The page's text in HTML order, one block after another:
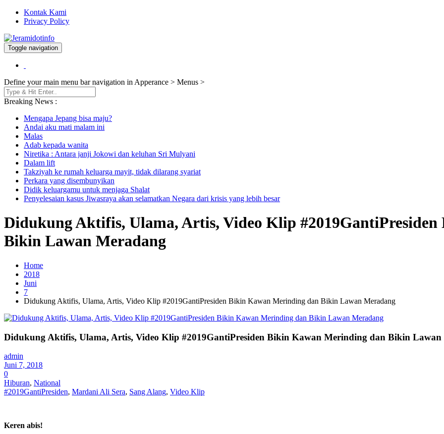
Kontak Kami
Privacy Policy
Jeramidotinfo
Berita dan Informasi Terkini
Toggle navigation
Define your main menu bar navigation in Apperance > Menus >
Breaking News :
Mengapa Jepang bisa maju?
Andai aku mati malam ini
Malas
Adab kepada wanita
Niretika : Antara janji Jokowi dan keluhan Sri Mulyani
Dalam lift
Takziyah ke rumah keluarga mayit, tidak dilarang syariat
Perkara yang disembunyikan
Didik keluargamu untuk menjaga Shalat
Penyelesaian kasus Jiwasraya akan selamatkan Negara dari krisis yang lebih besar
Didukung Aktifis, Ulama, Artis, Video Klip
Bikin Lawan Meradang
Home
2018
Juni
7
Didukung Aktifis, Ulama, Artis, Video Klip #2019GantiPresiden Bikin Kawan Merinding dan Bikin Lawan Meradang
Didukung Aktifis, Ulama, Artis, Video Klip #2019GantiPresiden Bikin Kawan Merinding dan Bikin Lawan
admin
Juni 7, 2018
0
Hiburan, National
#2019GantiPresiden, Mardani Ali Sera, Sang Alang, Video Klip
Keren abis!